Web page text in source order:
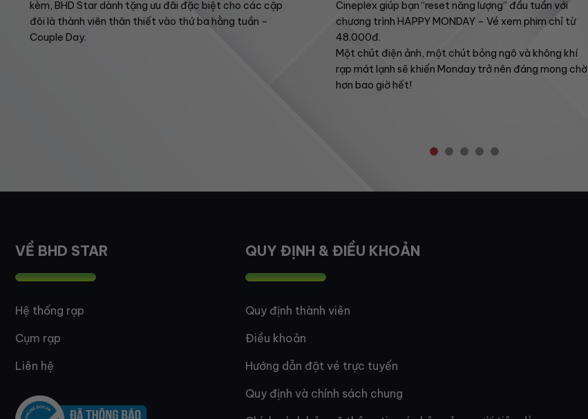
kèm, BHD Star dành tặng ưu đãi đặc biệt cho các cặp
đôi là thành viên thân thiết vào thứ ba hằng tuần –
Couple Day.
Cineplex giúp bạn “reset năng lượng” đầu tuần với
chương trình HAPPY MONDAY – Vé xem phim chỉ từ
48.000đ.
Một chút điện ảnh, một chút bỏng ngô và không khí
rạp mát lạnh sẽ khiến Monday trở nên đáng mong chờ
hơn bao giờ hết!
VỀ BHD STAR
Hệ thống rạp
Cụm rạp
Liên hệ
QUY ĐỊNH & ĐIỀU KHOẢN
Quy định thành viên
Điều khoản
Hướng dẫn đặt vé trực tuyến
Quy định và chính sách chung